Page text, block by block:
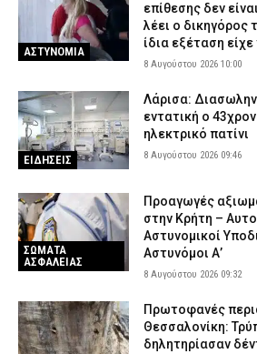
ΑΣΤΥΝΟΜΙΑ
επίθεσης δεν
λέει ο δικηγόρος
ίδια εξέταση είχε
8 Αυγούστου 2026 10:00
ΕΙΔΗΣΕΙΣ
Λάρισα:
εντατική ο
ηλεκτρικό πατίνι
8 Αυγούστου 2026 09:46
ΣΩΜΑΤΑ
ΑΣΦΑΛΕΙΑΣ
Προαγωγές
στην Κρήτη –
Αστυνομικοί
Αστυνόμοι Α’
8 Αυγούστου 2026 09:32
Πρωτοφανές
Θεσσαλονίκη:
δηλητηρίασαν